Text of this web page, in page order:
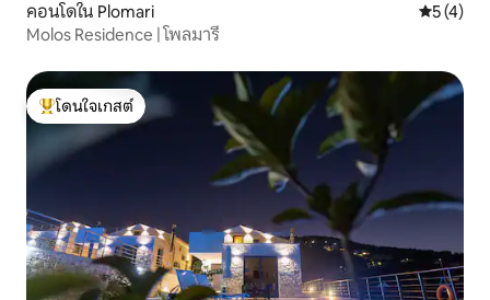
คอนโดใน Plomari คะแนนเฉ
5 (4)
Molos Residence | โพลมารี
โดนใจเกสต์ที่สุด
โดนใจเกสต์